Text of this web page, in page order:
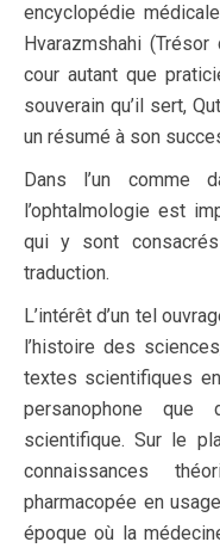
encyclopédie
Hvarazmshahi
cour autant que
souverain qu’il sert,
un résumé à son
Dans l’un comme
l’ophtalmologie est
qui y sont
traduction.
L’intérêt d’un tel
l’histoire des
textes scientifiques
persanophone que
scientifique. Sur le
connaissances
pharmacopée en
époque où la